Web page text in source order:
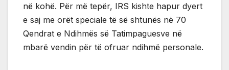
në kohë. Për më tepër, IRS kishte hapur dyert
e saj me orët speciale të së shtunës në 70
Qendrat e Ndihmës së Tatimpaguesve në
mbarë vendin për të ofruar ndihmë personale.